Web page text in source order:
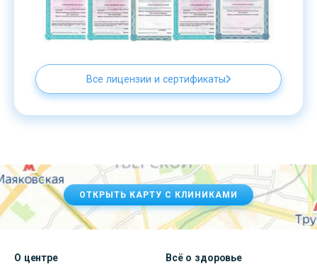
Все лицензии и сертификаты
ОТКРЫТЬ КАРТУ С КЛИНИКАМИ
О центре Всё о здоровье